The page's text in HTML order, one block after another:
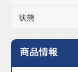
状態
商品情報